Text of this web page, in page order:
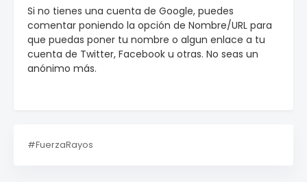
Si no tienes una cuenta de Google, puedes
comentar poniendo la opción de Nombre/URL para
que puedas poner tu nombre o algun enlace a tu
cuenta de Twitter, Facebook u otras. No seas un
anónimo más.
#FuerzaRayos